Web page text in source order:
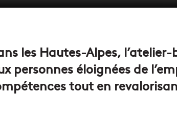
les Hautes-Alpes,
personnes éloignées de
tout en